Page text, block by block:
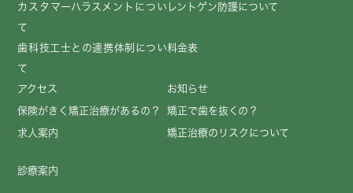
カスタマーハラスメントについ
て
レントゲン防護について
歯科技工士との連携体制につい
て
料金表
アクセス お知らせ
保険がきく矯正治療があるの？ 矯正で歯を抜くの？
求人案内 矯正治療のリスクについて
診療案内